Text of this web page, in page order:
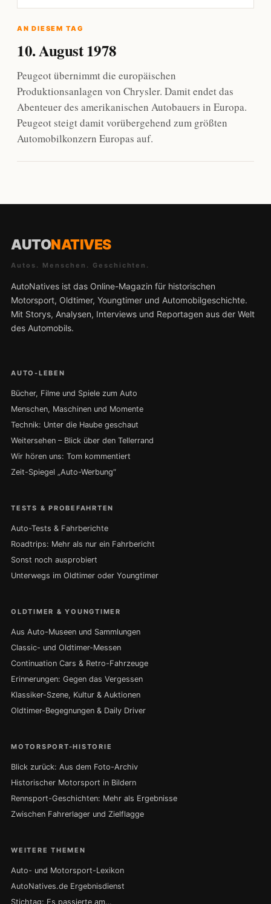
AN DIESEM TAG
10. August 1978
Peugeot übernimmt die europäischen
Produktionsanlagen von Chrysler. Damit endet das
Abenteuer des amerikanischen Autobauers in Europa.
Peugeot steigt damit vorübergehend zum größten
Automobilkonzern Europas auf.
AUTONATIVES
Autos. Menschen. Geschichten.
AutoNatives ist das Online-Magazin für historischen
Motorsport, Oldtimer, Youngtimer und Automobilgeschichte.
Mit Storys, Analysen, Interviews und Reportagen aus der Welt
des Automobils.
AUTO-LEBEN
Bücher, Filme und Spiele zum Auto
Menschen, Maschinen und Momente
Technik: Unter die Haube geschaut
Weitersehen – Blick über den Tellerrand
Wir hören uns: Tom kommentiert
Zeit-Spiegel „Auto-Werbung“
TESTS & PROBEFAHRTEN
Auto-Tests & Fahrberichte
Roadtrips: Mehr als nur ein Fahrbericht
Sonst noch ausprobiert
Unterwegs im Oldtimer oder Youngtimer
OLDTIMER & YOUNGTIMER
Aus Auto-Museen und Sammlungen
Classic- und Oldtimer-Messen
Continuation Cars & Retro-Fahrzeuge
Erinnerungen: Gegen das Vergessen
Klassiker-Szene, Kultur & Auktionen
Oldtimer-Begegnungen & Daily Driver
MOTORSPORT-HISTORIE
Blick zurück: Aus dem Foto-Archiv
Historischer Motorsport in Bildern
Rennsport-Geschichten: Mehr als Ergebnisse
Zwischen Fahrerlager und Zielflagge
WEITERE THEMEN
Auto- und Motorsport-Lexikon
AutoNatives.de Ergebnisdienst
Stichtag: Es passierte am…